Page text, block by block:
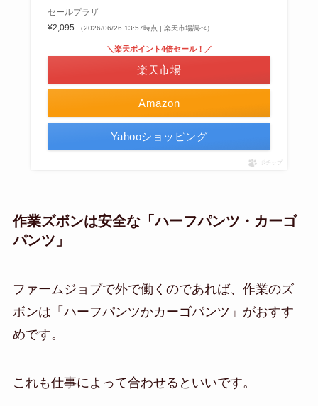
セールプラザ
¥2,095
（2026/06/26 13:57時点 | 楽天市場調べ）
Amazon
＼楽天ポイント4倍セール！／
楽天市場
Yahooショッピング
ポチップ
作業ズボンは安全な「ハーフパンツ・カーゴ
パンツ」
ファームジョブで外で働くのであれば、作業のズ
ボンは「ハーフパンツかカーゴパンツ」がおすす
めです。
これも仕事によって合わせるといいです。